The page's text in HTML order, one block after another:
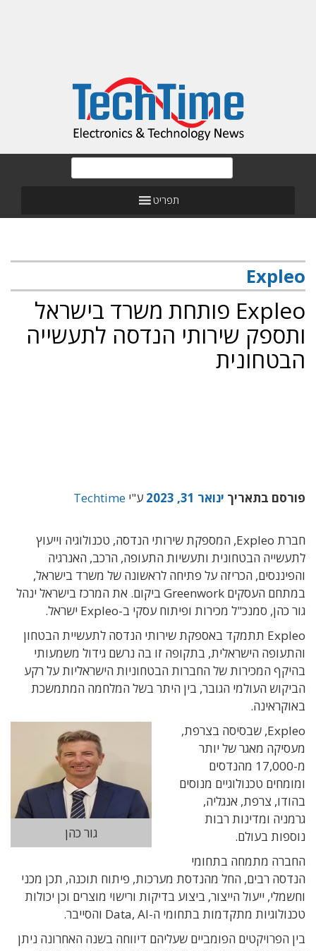
תפריט
Expleo
Expleo פותחת משרד בישראל
ותספק שירותי הנדסה לתעשייה
הבטחונית
פורסם בתאריך ינואר 31, 2023 ע"י Techtime
חברת Expleo, המספקת שירותי הנדסה, טכנולוגיה וייעוץ
לתעשייה הבטחונית ותעשיות התעופה, הרכב, האנרגיה
והפיננסים, הכריזה על פתיחה לראשונה של משרד בישראל,
במתחם העסקים Greenwork ביקום.
את המרכז בישראל ינהל
גור כהן, סמנכ"ל מכירות ופיתוח עסקי ב-Expleo ישראל.
Expleo תתמקד באספקת שירותי הנדסה לתעשיית הבטחון
והתעופה הישראלית, בתקופה זו בה נרשם גידול משמעותי
בהיקף המכירות של החברות הבטחוניות הישראליות על רקע
הביקוש העולמי הגובר, בין היתר בשל המלחמה המתמשכת
באוקראינה.
גור כהן
Expleo, שבסיסה בצרפת,
מעסיקה מאגר של יותר
מ-17,000 מהנדסים
ומומחים טכנולוגיים מנוסים
בהודו, צרפת, אנגליה,
גרמניה ומדינות רבות
נוספות בעולם.
החברה מתמחה בתחומי
הנדסה רבים, החל מהנדסת מערכות, פיתוח תוכנה, תכן מכני
וחשמלי, ייעול הייצור, ביצוע בדיקות ורישוי מוצרים וכן יכולות
טכנולוגיות מתקדמות בתחומי ה-Data, AI והסייבר.
בין הפרויקטים הפומביים שעליהם דיווחה בשנה האחרונה ניתן